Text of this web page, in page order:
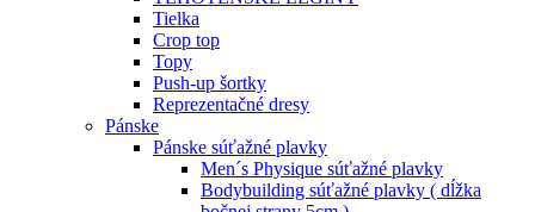
Tielka
Crop top
Topy
Push-up šortky
Reprezentačné dresy
Pánske
Pánske súťažné plavky
Men´s Physique súťažné plavky
Bodybuilding súťažné plavky ( dĺžka